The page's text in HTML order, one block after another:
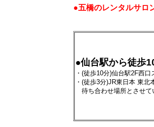
●五橋のレンタルサロ
●仙台駅から徒歩
・(徒歩10分)仙台駅2F西
・(徒歩3分)JR東日本 東
待ち合わせ場所とさせて